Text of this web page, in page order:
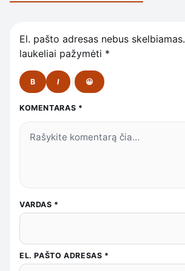
El. pašto adresas nebus skelbiamas.
laukeliai pažymėti *
B I 😀
KOMENTARAS *
VARDAS *
EL. PAŠTO ADRESAS *